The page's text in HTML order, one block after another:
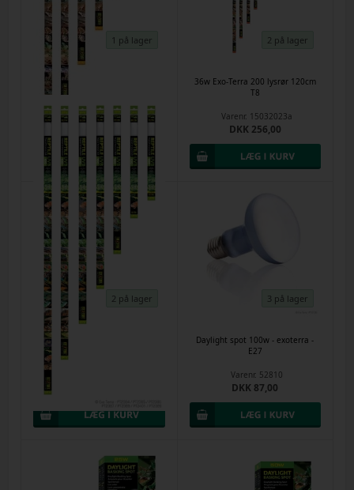
1 på lager
36 w Exo-Terra UVB 150 rør
Varenr.61270
2 på lager
36w Exo-Terra 200 lysrør 120cm
T8
Varenr. 15032023a
DKK 256,00
2 på lager
36w Exo-Terra UVB 100 - (5.0 rør)
3 på lager
Daylight spot 100w - exoterra -
E27
Varenr. 52810
DKK 87,00